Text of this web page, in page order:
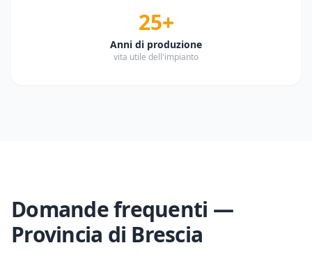
25+
Anni di produzione
vita utile dell'impianto
Domande frequenti —
Provincia di Brescia